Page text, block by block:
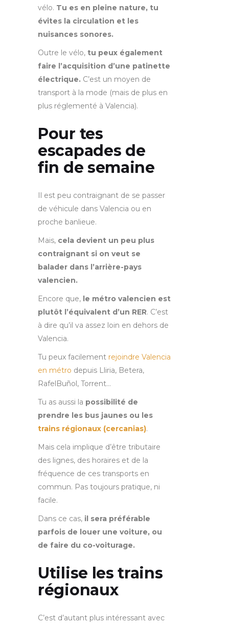
vélo. Tu es en pleine nature, tu
évites la circulation et les
nuisances sonores.
Outre le vélo, tu peux également
faire l’acquisition d’une patinette
électrique. C’est un moyen de
transport à la mode (mais de plus en
plus réglementé à Valencia).
Pour tes
escapades de
fin de semaine
Il est peu contraignant de se passer
de véhicule dans Valencia ou en
proche banlieue.
Mais, cela devient un peu plus
contraignant si on veut se
balader dans l’arrière-pays
valencien.
Encore que, le métro valencien est
plutôt l’équivalent d’un RER. C’est
à dire qu’il va assez loin en dehors de
Valencia.
Tu peux facilement rejoindre Valencia
en métro depuis Lliria, Betera,
RafelBuñol, Torrent…
Tu as aussi la possibilité de
prendre les bus jaunes ou les
trains régionaux (cercanias).
Mais cela implique d’être tributaire
des lignes, des horaires et de la
fréquence de ces transports en
commun. Pas toujours pratique, ni
facile.
Dans ce cas, il sera préférable
parfois de louer une voiture, ou
de faire du co-voiturage.
Utilise les trains
régionaux
C’est d’autant plus intéressant avec